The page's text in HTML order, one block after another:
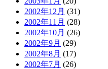
2002年12月 (31)
2002年11月 (28)
2002年10月 (26)
2002年9月 (29)
2002年8月 (17)
2002年7月 (26)